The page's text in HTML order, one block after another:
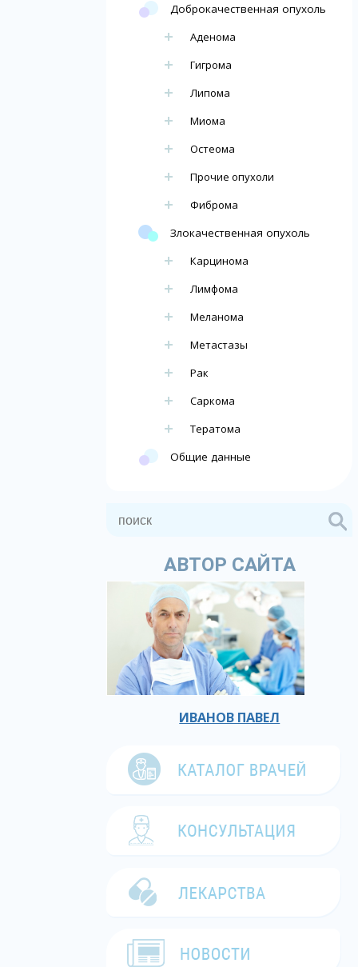
Доброкачественная опухоль
Аденома
Гигрома
Липома
Миома
Остеома
Прочие опухоли
Фиброма
Злокачественная опухоль
Карцинома
Лимфома
Меланома
Метастазы
Рак
Саркома
Тератома
Общие данные
АВТОР САЙТА
ИВАНОВ ПАВЕЛ